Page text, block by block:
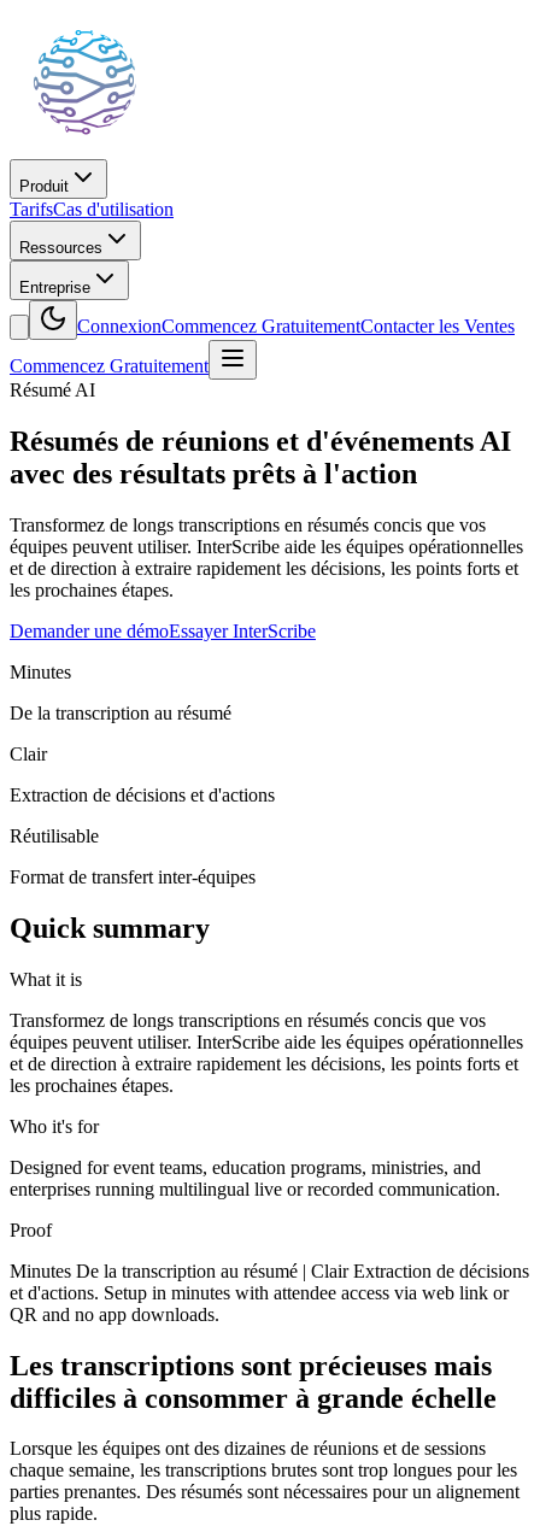
Produit
TarifsCas d'utilisation
Ressources
Entreprise
ConnexionCommencez GratuitementContacter les Ventes
Commencez Gratuitement
Résumé AI
Résumés de réunions et d'événements AI
avec des résultats prêts à l'action
Transformez de longs transcriptions en résumés concis que vos
équipes peuvent utiliser. InterScribe aide les équipes opérationnelles
et de direction à extraire rapidement les décisions, les points forts et
les prochaines étapes.
Demander une démoEssayer InterScribe
Minutes
De la transcription au résumé
Clair
Extraction de décisions et d'actions
Réutilisable
Format de transfert inter-équipes
Quick summary
What it is
Transformez de longs transcriptions en résumés concis que vos
équipes peuvent utiliser. InterScribe aide les équipes opérationnelles
et de direction à extraire rapidement les décisions, les points forts et
les prochaines étapes.
Who it's for
Designed for event teams, education programs, ministries, and
enterprises running multilingual live or recorded communication.
Proof
Minutes De la transcription au résumé | Clair Extraction de décisions
et d'actions. Setup in minutes with attendee access via web link or
QR and no app downloads.
Les transcriptions sont précieuses mais
difficiles à consommer à grande échelle
Lorsque les équipes ont des dizaines de réunions et de sessions
chaque semaine, les transcriptions brutes sont trop longues pour les
parties prenantes. Des résumés sont nécessaires pour un alignement
plus rapide.